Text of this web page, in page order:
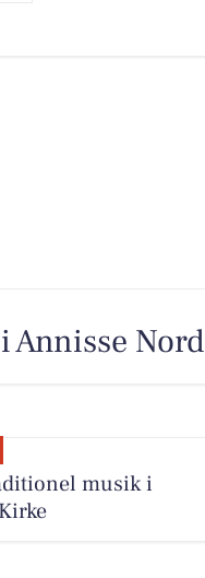
Annisse Nord
musik i